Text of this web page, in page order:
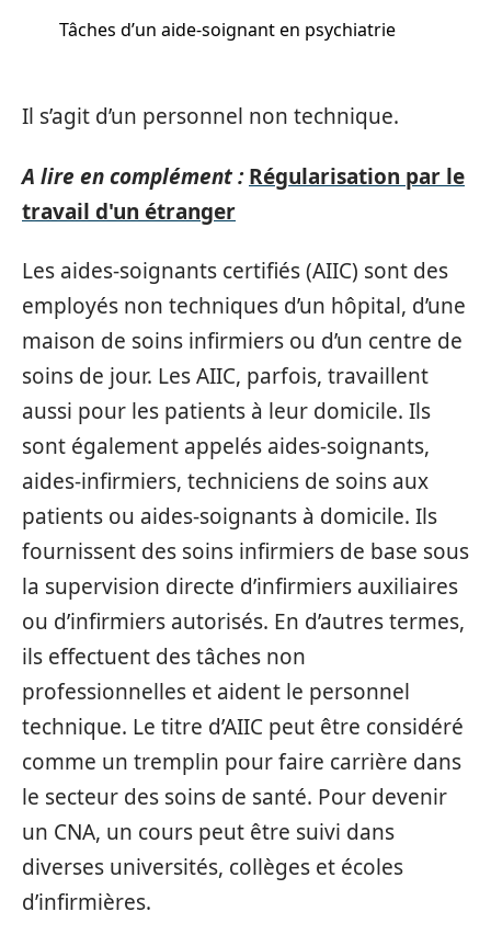
Tâches d’un aide-soignant en psychiatrie
Il s’agit d’un personnel non technique.
A lire en complément : Régularisation par le
travail d'un étranger
Les aides-soignants certifiés (AIIC) sont des
employés non techniques d’un hôpital, d’une
maison de soins infirmiers ou d’un centre de
soins de jour. Les AIIC, parfois, travaillent
aussi pour les patients à leur domicile. Ils
sont également appelés aides-soignants,
aides-infirmiers, techniciens de soins aux
patients ou aides-soignants à domicile. Ils
fournissent des soins infirmiers de base sous
la supervision directe d’infirmiers auxiliaires
ou d’infirmiers autorisés. En d’autres termes,
ils effectuent des tâches non
professionnelles et aident le personnel
technique. Le titre d’AIIC peut être considéré
comme un tremplin pour faire carrière dans
le secteur des soins de santé. Pour devenir
un CNA, un cours peut être suivi dans
diverses universités, collèges et écoles
d’infirmières.